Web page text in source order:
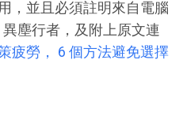
，並且必須註明來自電腦
塵行者，及附上原文連
疲勞， 6 個方法避免選擇